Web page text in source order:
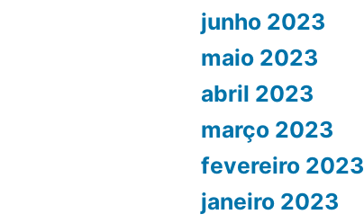
junho 2023
maio 2023
abril 2023
março 2023
fevereiro 2023
janeiro 2023